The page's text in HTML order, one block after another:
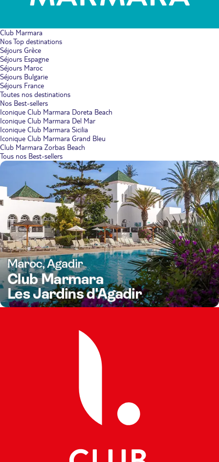
Club Marmara
Nos Top destinations
Séjours Grèce
Séjours Espagne
Séjours Maroc
Séjours Bulgarie
Séjours France
Toutes nos destinations
Nos Best-sellers
Iconique Club Marmara Doreta Beach
Iconique Club Marmara Del Mar
Iconique Club Marmara Sicilia
Iconique Club Marmara Grand Bleu
Club Marmara Zorbas Beach
Tous nos Best-sellers